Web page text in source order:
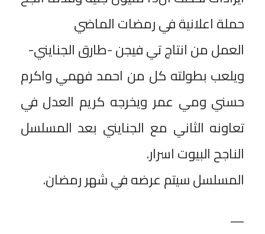
حملة اعلانية في رمضات الماضي
العمل من انتاج تي فيجن -طارق الجنايني-
ويلعب بطولته كل من احمد فهمي واكرم
حسني ومي عمر ويخرجه كريم العدل في
تعاونه الثاني مع الجنايني بعد المسلسل
الناجح البيوت اسرار.
المسلسل سيتم عرضه في شهر رمضان.
—